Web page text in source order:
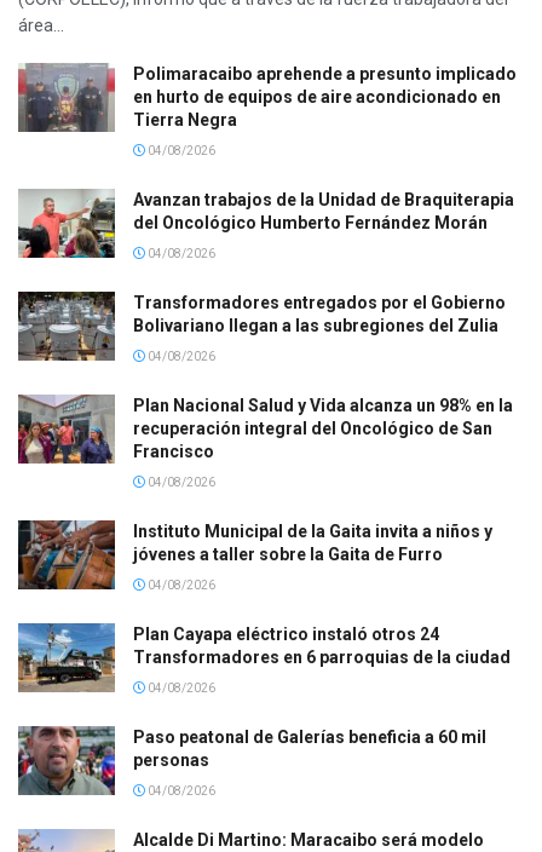
área...
Polimaracaibo aprehende a presunto implicado
en hurto de equipos de aire acondicionado en
Tierra Negra
04/08/2026
Avanzan trabajos de la Unidad de Braquiterapia
del Oncológico Humberto Fernández Morán
04/08/2026
Transformadores entregados por el Gobierno
Bolivariano llegan a las subregiones del Zulia
04/08/2026
Plan Nacional Salud y Vida alcanza un 98% en la
recuperación integral del Oncológico de San
Francisco
04/08/2026
Instituto Municipal de la Gaita invita a niños y
jóvenes a taller sobre la Gaita de Furro
04/08/2026
Plan Cayapa eléctrico instaló otros 24
Transformadores en 6 parroquias de la ciudad
04/08/2026
Paso peatonal de Galerías beneficia a 60 mil
personas
04/08/2026
Alcalde Di Martino: Maracaibo será modelo